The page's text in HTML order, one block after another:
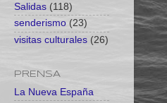
Salidas (118)
senderismo (23)
visitas culturales (26)
PRENSA
La Nueva España